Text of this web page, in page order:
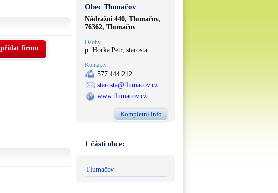
přidat firmu
Obec Tlumačov
Nádražní 440, Tlumačov,
76362, Tlumačov
Osoby
p. Horka Petr, starosta
Kontakty
577 444 212
starosta@tlumacov.cz
www.tlumacov.cz
Kompletní info
1 části obce:
Tlumačov